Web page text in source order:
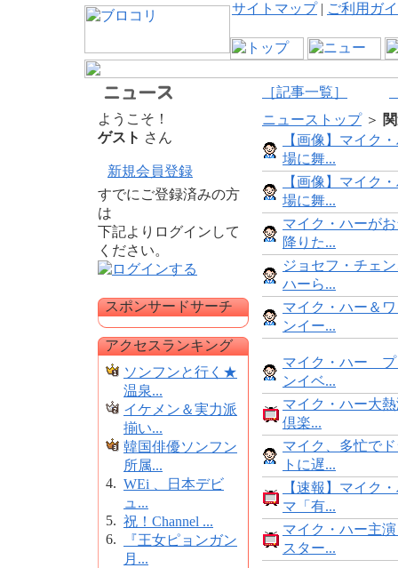
サイトマップ| ご利用ガ
［記事一覧］
ようこそ！
ゲスト さん
新規会員登録
すでにご登録済みの方
は
下記よりログインして
ください。
スポンサードサーチ
アクセスランキング
ソンフンと行く★
温泉...
イケメン＆実力派
揃い...
韓国俳優ソンフン
所属...
4. WEi 、日本デビ
ュ...
5. 祝！Channel ...
6.
『王女ピョンガン
月...
ニューストップ＞
【画像】マイク
場に舞...
【画像】マイク
場に舞...
マイク・ハーが
降りた...
ジョセフ・チェ
ハーら...
マイク・ハー＆
ンイー...
マイク・ハー プ
ンイベ...
マイク・ハー大
倶楽...
マイク、多忙で
トに遅...
【速報】マイク
マ「有...
マイク・ハー主
スター...